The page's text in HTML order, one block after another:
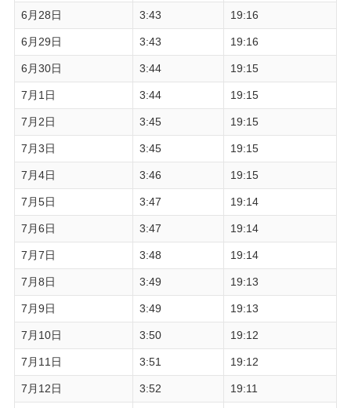
6月28日 3:43 19:16
6月29日 3:43 19:16
6月30日 3:44 19:15
7月1日 3:44 19:15
7月2日 3:45 19:15
7月3日 3:45 19:15
7月4日 3:46 19:15
7月5日 3:47 19:14
7月6日 3:47 19:14
7月7日 3:48 19:14
7月8日 3:49 19:13
7月9日 3:49 19:13
7月10日 3:50 19:12
7月11日 3:51 19:12
7月12日 3:52 19:11